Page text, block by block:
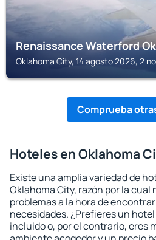
Renaissance Waterford
Oklahoma City, 14 agosto 2026, 2
Comprueba
Hoteles en Oklahoma
Existe una amplia variedad de
Oklahoma City, razón por la
problemas a la hora de
necesidades. ¿Prefieres un
incluido o, por el contrario, eres